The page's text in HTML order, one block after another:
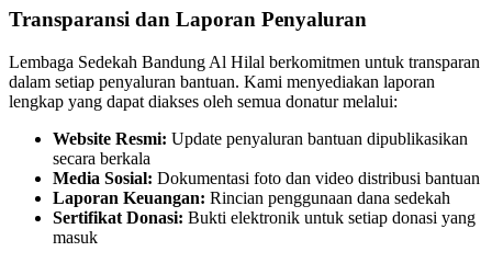
Transparansi dan Laporan Penyaluran
Lembaga Sedekah Bandung Al Hilal berkomitmen untuk transparan
dalam setiap penyaluran bantuan. Kami menyediakan laporan
lengkap yang dapat diakses oleh semua donatur melalui:
Website Resmi: Update penyaluran bantuan dipublikasikan
secara berkala
Media Sosial: Dokumentasi foto dan video distribusi bantuan
Laporan Keuangan: Rincian penggunaan dana sedekah
Sertifikat Donasi: Bukti elektronik untuk setiap donasi yang
masuk